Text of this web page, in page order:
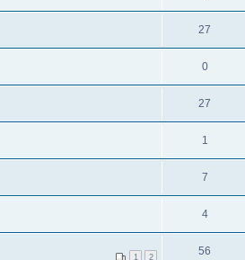
27
0
27
1
7
4
1 2 56